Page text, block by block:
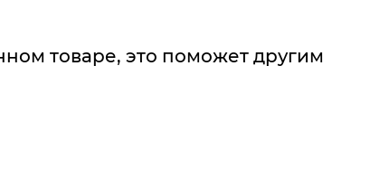
товаре, это поможет другим